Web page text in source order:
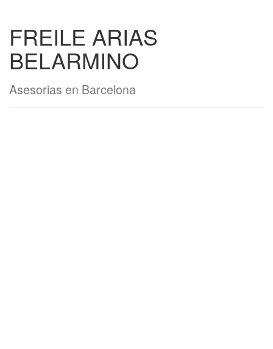
FREILE ARIAS
BELARMINO
Asesorias en Barcelona